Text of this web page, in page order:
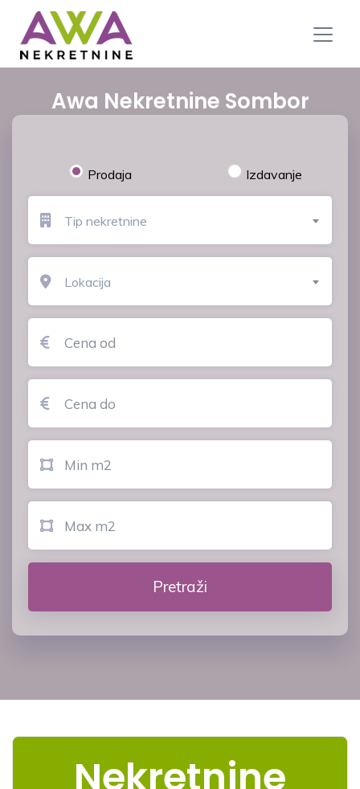
Awa Nekretnine Sombor
Prodaja Izdavanje
Tip nekretnine
Lokacija
Pretraži
Nekretnine